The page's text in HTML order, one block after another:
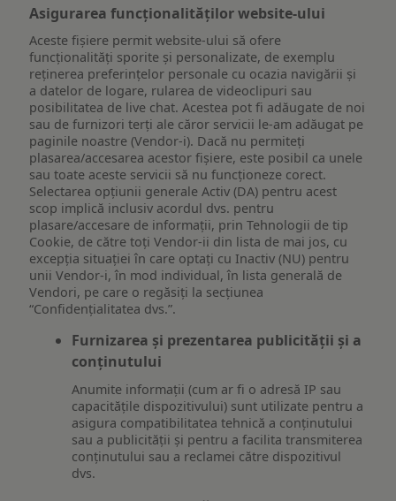
Asigurarea funcționalităților website-ului
Aceste fișiere permit website-ului să ofere
funcționalități sporite și personalizate, de exemplu
reţinerea preferinţelor personale cu ocazia navigării și
a datelor de logare, rularea de videoclipuri sau
posibilitatea de live chat. Acestea pot fi adăugate de noi
sau de furnizori terți ale căror servicii le-am adăugat pe
paginile noastre (Vendor-i). Dacă nu permiteți
plasarea/accesarea acestor fișiere, este posibil ca unele
sau toate aceste servicii să nu funcționeze corect.
Selectarea opțiunii generale Activ (DA) pentru acest
scop implică inclusiv acordul dvs. pentru
plasare/accesare de informații, prin Tehnologii de tip
Cookie, de către toți Vendor-ii din lista de mai jos, cu
excepția situației în care optați cu Inactiv (NU) pentru
unii Vendor-i, în mod individual, în lista generală de
Vendori, pe care o regăsiți la secțiunea
“Confidențialitatea dvs.”.
Furnizarea și prezentarea publicității și a
conținutului
Anumite informații (cum ar fi o adresă IP sau
capacitățile dispozitivului) sunt utilizate pentru a
asigura compatibilitatea tehnică a conținutului
sau a publicității și pentru a facilita transmiterea
conținutului sau a reclamei către dispozitivul
dvs.